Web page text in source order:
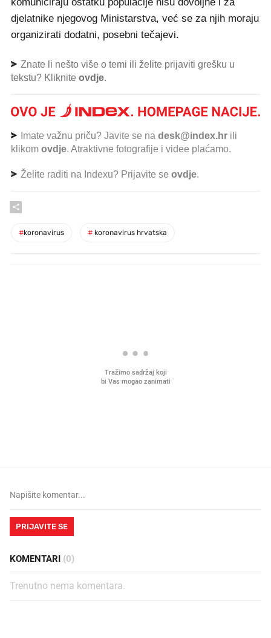
djelatnike njegovog Ministarstva, već se za njih moraju
organizirati dodatni, posebni tečajevi.
Znate li nešto više o temi ili želite prijaviti grešku u
tekstu? Kliknite ovdje.
Imate važnu priču? Javite se na desk@index.hr ili
klikom ovdje. Atraktivne fotografije i videe plaćamo.
Želite raditi na Indexu? Prijavite se ovdje.
#koronavirus # koronavirus hrvatska
PRIJAVITE SE
KOMENTARI (0)
Trenutno nema komentara.